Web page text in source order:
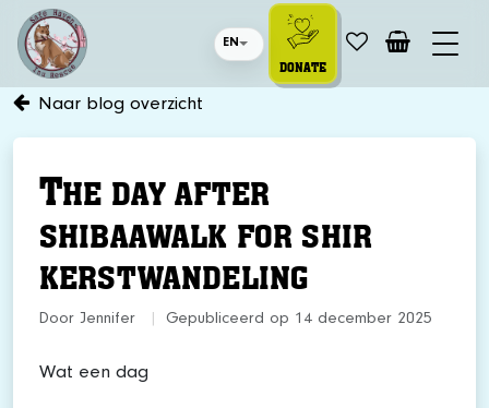
EN
DONATE
Naar blog overzicht
THE DAY AFTER
SHIBAAWALK FOR SHIR
KERSTWANDELING
Door Jennifer Gepubliceerd op 14 december 2025
Wat een dag